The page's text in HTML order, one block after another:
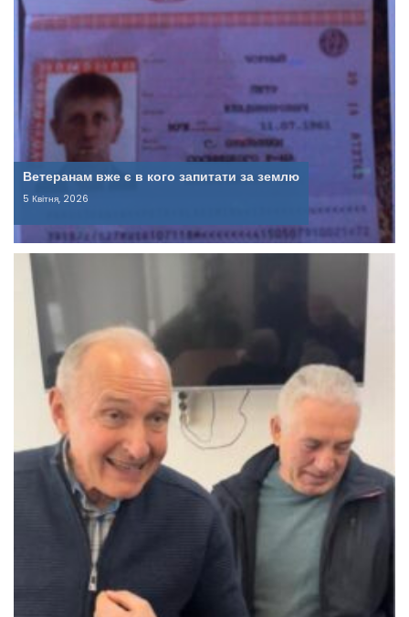
Ветеранам вже є в кого запитати за землю
5 Квітня, 2026